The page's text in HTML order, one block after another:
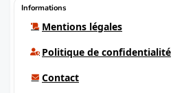
Informations
Mentions légales
Politique de confidentialité
Contact